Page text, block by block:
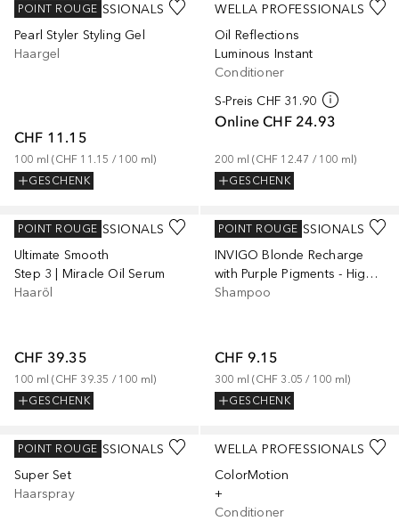
WELLA PROFESSIONALS
Pearl Styler Styling Gel
Haargel
CHF 11.15
100 ml (CHF 11.15 / 100 ml)
GESCHENK
POINT ROUGE
WELLA PROFESSIONALS
Oil Reflections
Luminous Instant
Conditioner
S-Preis CHF 31.90
Online CHF 24.93
200 ml (CHF 12.47 / 100 ml)
GESCHENK
WELLA PROFESSIONALS
Ultimate Smooth
Step 3 | Miracle Oil Serum
Haaröl
CHF 39.35
100 ml (CHF 39.35 / 100 ml)
GESCHENK
POINT ROUGE
WELLA PROFESSIONALS
INVIGO Blonde Recharge
with Purple Pigments - Highlighted, Cool Blonde or Silver Hair
Shampoo
CHF 9.15
300 ml (CHF 3.05 / 100 ml)
GESCHENK
POINT ROUGE
WELLA PROFESSIONALS
Super Set
Haarspray
POINT ROUGE
WELLA PROFESSIONALS
ColorMotion
+
Conditioner